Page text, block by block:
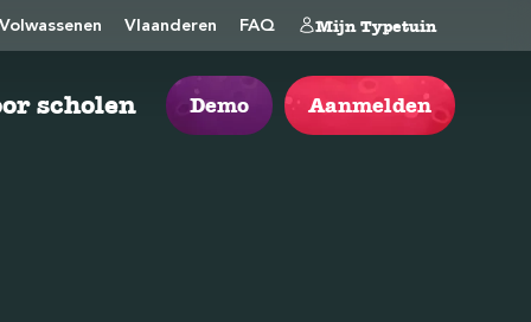
Volwassenen Vlaanderen FAQ Mijn Typetuin
scholen Demo Aanmelden